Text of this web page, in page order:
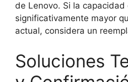
de Lenovo. Si la
significativamente mayor
actual, considera un
Soluciones